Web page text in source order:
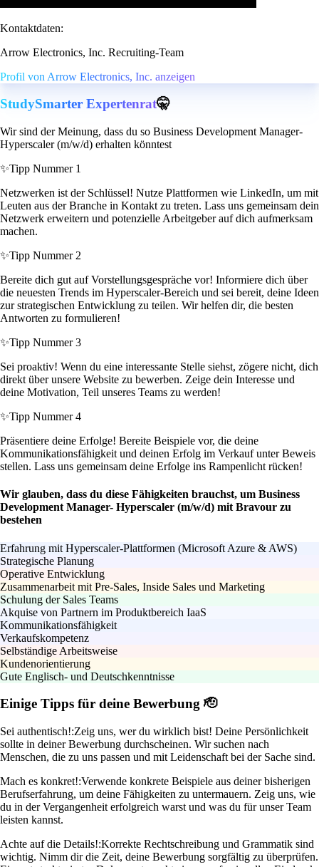
Kontaktdaten:
Arrow Electronics, Inc. Recruiting-Team
Profil von Arrow Electronics, Inc. anzeigen
StudySmarter Expertenrat🤫
Wir sind der Meinung, dass du so Business Development Manager-
Hyperscaler (m/w/d) erhalten könntest
✨Tipp Nummer 1
Netzwerken ist der Schlüssel! Nutze Plattformen wie LinkedIn, um mit
Leuten aus der Branche in Kontakt zu treten. Lass uns gemeinsam dein
Netzwerk erweitern und potenzielle Arbeitgeber auf dich aufmerksam
machen.
✨Tipp Nummer 2
Bereite dich gut auf Vorstellungsgespräche vor! Informiere dich über
die neuesten Trends im Hyperscaler-Bereich und sei bereit, deine Ideen
zur strategischen Entwicklung zu teilen. Wir helfen dir, die besten
Antworten zu formulieren!
✨Tipp Nummer 3
Sei proaktiv! Wenn du eine interessante Stelle siehst, zögere nicht, dich
direkt über unsere Website zu bewerben. Zeige dein Interesse und
deine Motivation, Teil unseres Teams zu werden!
✨Tipp Nummer 4
Präsentiere deine Erfolge! Bereite Beispiele vor, die deine
Kommunikationsfähigkeit und deinen Erfolg im Verkauf unter Beweis
stellen. Lass uns gemeinsam deine Erfolge ins Rampenlicht rücken!
Wir glauben, dass du diese Fähigkeiten brauchst, um Business
Development Manager- Hyperscaler (m/w/d) mit Bravour zu
bestehen
Erfahrung mit Hyperscaler-Plattformen (Microsoft Azure & AWS)
Strategische Planung
Operative Entwicklung
Zusammenarbeit mit Pre-Sales, Inside Sales und Marketing
Schulung der Sales Teams
Akquise von Partnern im Produktbereich IaaS
Kommunikationsfähigkeit
Verkaufskompetenz
Selbständige Arbeitsweise
Kundenorientierung
Gute Englisch- und Deutschkenntnisse
Einige Tipps für deine Bewerbung 🫡
Sei authentisch!:Zeig uns, wer du wirklich bist! Deine Persönlichkeit
sollte in deiner Bewerbung durchscheinen. Wir suchen nach
Menschen, die zu uns passen und mit Leidenschaft bei der Sache sind.
Mach es konkret!:Verwende konkrete Beispiele aus deiner bisherigen
Berufserfahrung, um deine Fähigkeiten zu untermauern. Zeig uns, wie
du in der Vergangenheit erfolgreich warst und was du für unser Team
leisten kannst.
Achte auf die Details!:Korrekte Rechtschreibung und Grammatik sind
wichtig. Nimm dir die Zeit, deine Bewerbung sorgfältig zu überprüfen.